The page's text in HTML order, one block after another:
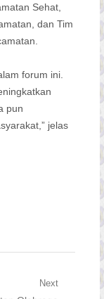
Sehat,
dan Tim
forum ini.
pun
jelas
Next